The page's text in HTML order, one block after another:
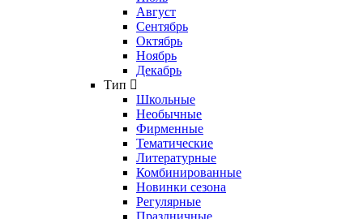
Август
Сентябрь
Октябрь
Ноябрь
Декабрь
Тип
Школьные
Необычные
Фирменные
Тематические
Литературные
Комбинированные
Новинки сезона
Регулярные
Праздничные